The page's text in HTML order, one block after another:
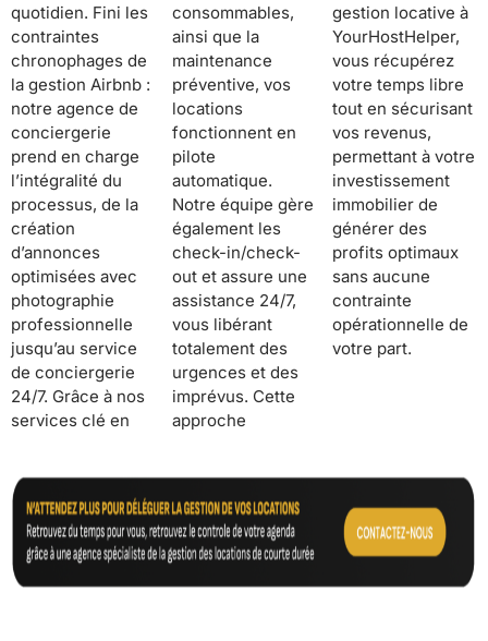
quotidien. Fini les
contraintes
chronophages de
la gestion Airbnb :
notre agence de
conciergerie
prend en charge
l’intégralité du
processus, de la
création
d’annonces
optimisées avec
photographie
professionnelle
jusqu’au service
de conciergerie
24/7. Grâce à nos
services clé en
consommables,
ainsi que la
maintenance
préventive, vos
locations
fonctionnent en
pilote
automatique.
Notre équipe gère
également les
check-in/check-
out et assure une
assistance 24/7,
vous libérant
totalement des
urgences et des
imprévus. Cette
approche
gestion locative à
YourHostHelper,
vous récupérez
votre temps libre
tout en sécurisant
vos revenus,
permettant à votre
investissement
immobilier de
générer des
profits optimaux
sans aucune
contrainte
opérationnelle de
votre part.